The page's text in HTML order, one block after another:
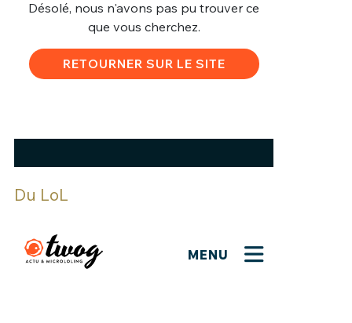
Du LoL